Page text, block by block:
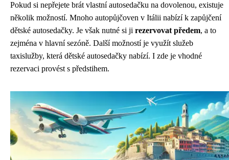
Pokud si nepřejete brát vlastní autosedačku na dovolenou, existuje
několik možností. Mnoho autopůjčoven v Itálii nabízí k zapůjčení
dětské autosedačky. Je však nutné si ji rezervovat předem, a to
zejména v hlavní sezóně. Další možností je využít služeb
taxislužby, která dětské autosedačky nabízí. I zde je vhodné
rezervaci provést s předstihem.